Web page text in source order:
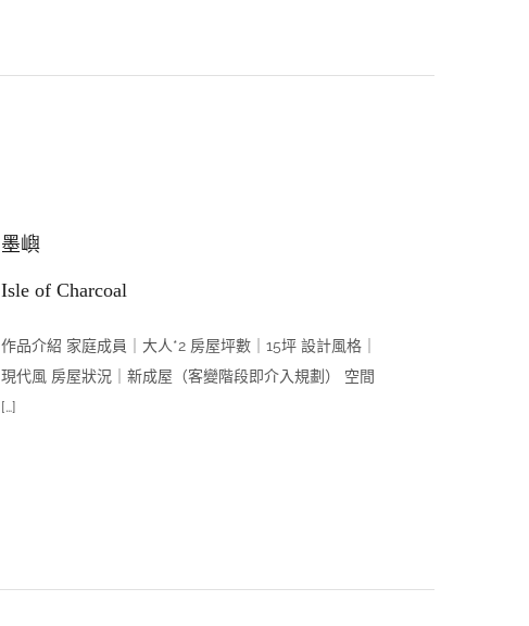
墨嶼
Isle of Charcoal
作品介紹 家庭成員｜大人*2 房屋坪數｜15坪 設計風格｜
現代風 房屋狀況｜新成屋（客變階段即介入規劃） 空間
[…]